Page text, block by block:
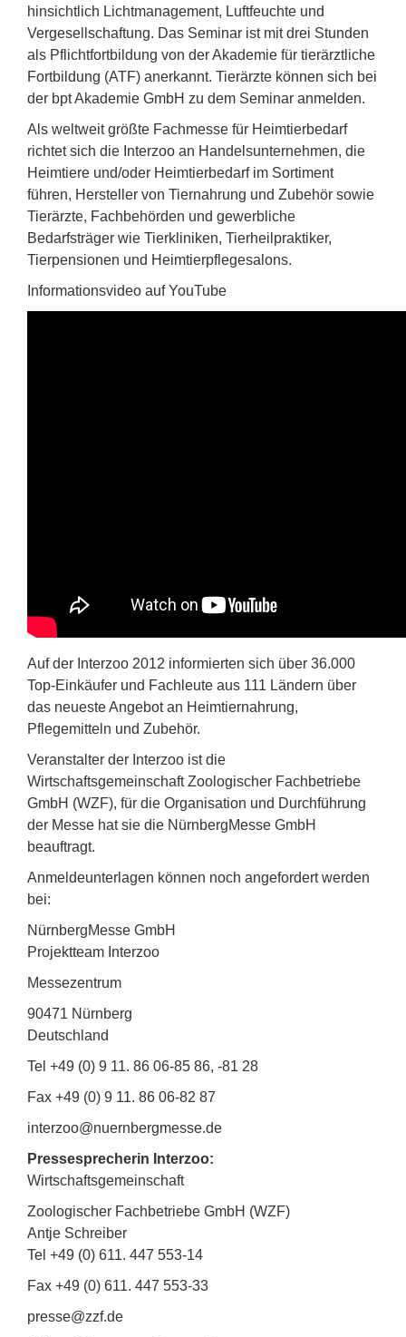
hinsichtlich Lichtmanagement, Luftfeuchte und
Vergesellschaftung. Das Seminar ist mit drei Stunden
als Pflichtfortbildung von der Akademie für tierärztliche
Fortbildung (ATF) anerkannt. Tierärzte können sich bei
der bpt Akademie GmbH zu dem Seminar anmelden.
Als weltweit größte Fachmesse für Heimtierbedarf
richtet sich die Interzoo an Handelsunternehmen, die
Heimtiere und/oder Heimtierbedarf im Sortiment
führen, Hersteller von Tiernahrung und Zubehör sowie
Tierärzte, Fachbehörden und gewerbliche
Bedarfsträger wie Tierkliniken, Tierheilpraktiker,
Tierpensionen und Heimtierpflegesalons.
Informationsvideo auf YouTube
Auf der Interzoo 2012 informierten sich über 36.000
Top-Einkäufer und Fachleute aus 111 Ländern über
das neueste Angebot an Heimtiernahrung,
Pflegemitteln und Zubehör.
Veranstalter der Interzoo ist die
Wirtschaftsgemeinschaft Zoologischer Fachbetriebe
GmbH (WZF), für die Organisation und Durchführung
der Messe hat sie die NürnbergMesse GmbH
beauftragt.
Anmeldeunterlagen können noch angefordert werden
bei:
NürnbergMesse GmbH
Projektteam Interzoo
Messezentrum
90471 Nürnberg
Deutschland
Tel +49 (0) 9 11. 86 06-85 86, -81 28
Fax +49 (0) 9 11. 86 06-82 87
interzoo@nuernbergmesse.de
Pressesprecherin Interzoo:
Wirtschaftsgemeinschaft
Zoologischer Fachbetriebe GmbH (WZF)
Antje Schreiber
Tel +49 (0) 611. 447 553-14
Fax +49 (0) 611. 447 553-33
presse@zzf.de